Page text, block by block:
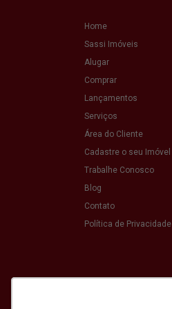
Home
Sassi Imóveis
Alugar
Comprar
Lançamentos
Serviços
Área do Cliente
Cadastre o seu Imóvel
Trabalhe Conosco
Blog
Contato
Política de Privacidade